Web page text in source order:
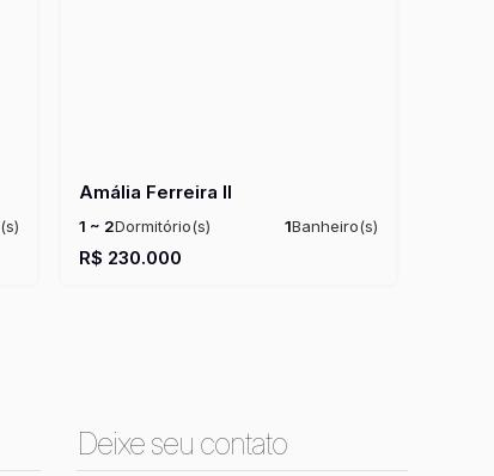
Amália Ferreira II
R$ 230.000
1 ~ 2Dormitório(s) 1Banheiro(s)
Privativo: 30 ~ 50m²
Útil: 30 ~ 50m²
Deixe seu contato